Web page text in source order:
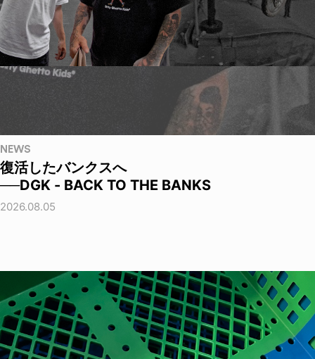
NEWS
復活したバンクスへ
──DGK - BACK TO THE BANKS
2026.08.05